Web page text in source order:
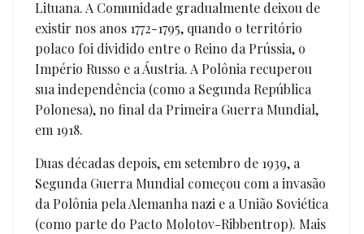
Lituana. A Comunidade gradualmente deixou de
existir nos anos 1772-1795, quando o território
polaco foi dividido entre o Reino da Prússia, o
Império Russo e a Áustria. A Polônia recuperou
sua independência (como a Segunda República
Polonesa), no final da Primeira Guerra Mundial,
em 1918.
Duas décadas depois, em setembro de 1939, a
Segunda Guerra Mundial começou com a invasão
da Polônia pela Alemanha nazi e a União Soviética
(como parte do Pacto Molotov-Ribbentrop). Mais